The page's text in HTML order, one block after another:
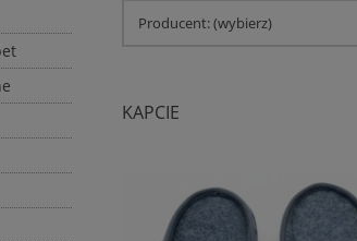
Producent: (wybierz)
KAPCIE